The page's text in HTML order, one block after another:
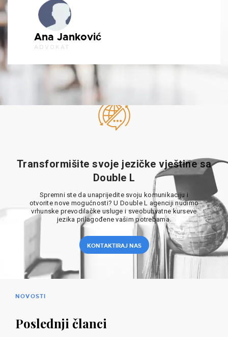
Ana Janković
ADVOKAT
Transformišite svoje jezičke vještine sa
Double L
Spremni ste da unaprijedite svoju komunikaciju i
otvorite nove mogućnosti? U Double L agenciji nudimo
vrhunske prevodilačke usluge i sveobuhvatne kurseve
jezika prilagođene vašim potrebama.
KONTAKTIRAJ NAS
NOVOSTI
Poslednji članci